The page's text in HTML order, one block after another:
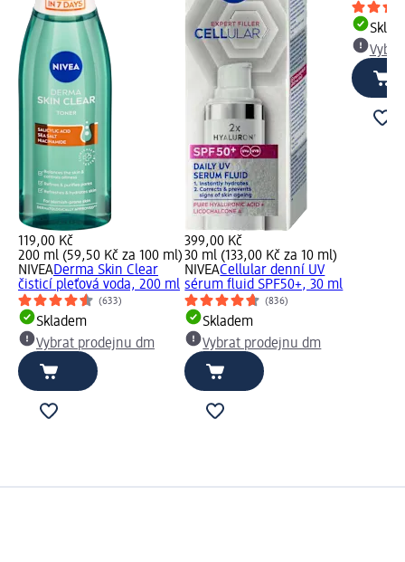
119,00 Kč
200 ml (59,50 Kč za 100 ml)
NIVEADerma Skin Clear
čisticí pleťová voda, 200 ml
(633)
Skladem
Vybrat prodejnu dm
399,00 Kč
30 ml (133,00 Kč za 10 ml)
NIVEACellular denní UV
sérum fluid SPF50+, 30 ml
(836)
Skladem
Vybrat prodejnu dm